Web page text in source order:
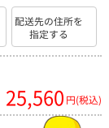
配送先の住所を
指定する
25,560 円(税込)